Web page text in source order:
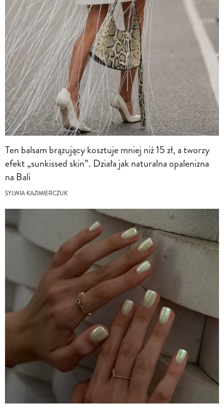
Ten balsam brązujący kosztuje mniej niż 15 zł, a tworzy
efekt „sunkissed skin”. Działa jak naturalna opalenizna
na Bali
SYLWIA KAZIMIERCZUK